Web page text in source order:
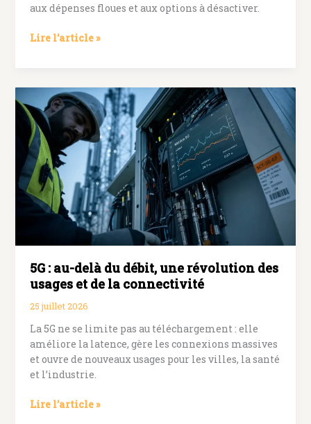
aux dépenses floues et aux options à désactiver.
Paiement
apps,
tickets
et
achats
à
éviter
Lire l’article »
5G : au-delà du débit, une révolution des
usages et de la connectivité
25 juillet 2026
La 5G ne se limite pas au téléchargement : elle
améliore la latence, gère les connexions massives
et ouvre de nouveaux usages pour les villes, la santé
et l’industrie.
5G
Lire l’article »